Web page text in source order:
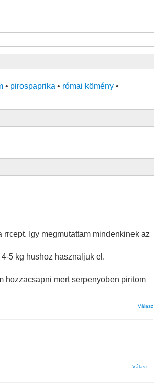
• pirospaprika • római kömény•
Igy megmutattam mindenkinek az
5 kg hushoz hasznaljuk el.
hozzacsapni mert serpenyoben piritom
Válasz
Válasz